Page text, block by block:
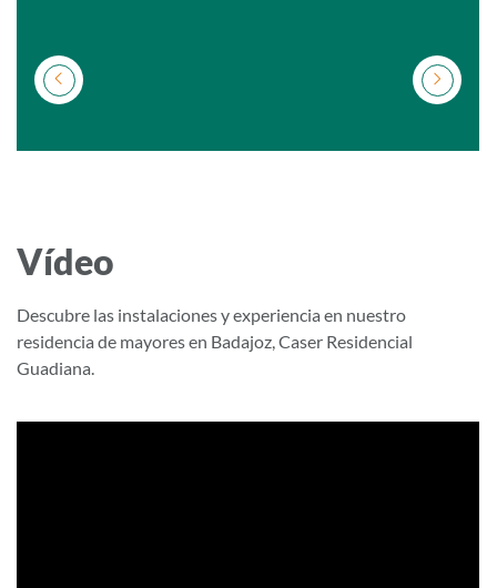
Vídeo
Descubre las instalaciones y experiencia en nuestro
residencia de mayores en Badajoz, Caser Residencial
Guadiana.